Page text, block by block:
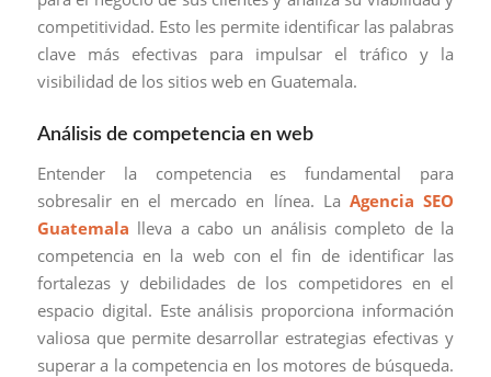
competitividad. Esto les permite identificar las palabras
clave más efectivas para impulsar el tráfico y la
visibilidad de los sitios web en Guatemala.
Análisis de competencia en web
Entender la competencia es fundamental para
sobresalir en el mercado en línea. LaAgencia SEO
Guatemala lleva a cabo un análisis completo de la
competencia en la web con el fin de identificar las
fortalezas y debilidades de los competidores en el
espacio digital. Este análisis proporciona información
valiosa que permite desarrollar estrategias efectivas y
superar a la competencia en los motores de búsqueda.